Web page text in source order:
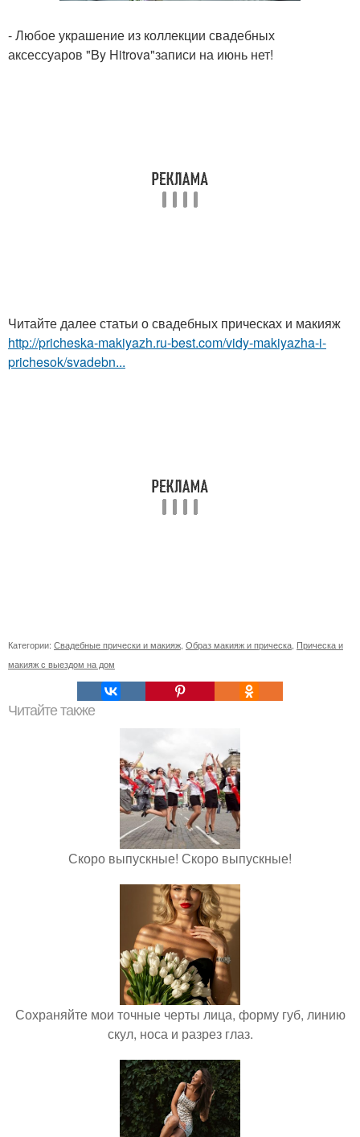
- Любое украшение из коллекции свадебных
аксессуаров "By Hitrova"записи на июнь нет!
Читайте далее статьи о свадебных прическах и макияж
http://pricheska-makiyazh.ru-best.com/vidy-makiyazha-i-
prichesok/svadebn...
Категории: Свадебные прически и макияж, Образ макияж и прическа, Прическа и
макияж с выездом на дом
Читайте также
Скоро выпускные! Скоро выпускные!
Сохраняйте мои точные черты лица, форму губ, линию
скул, носа и разрез глаз.